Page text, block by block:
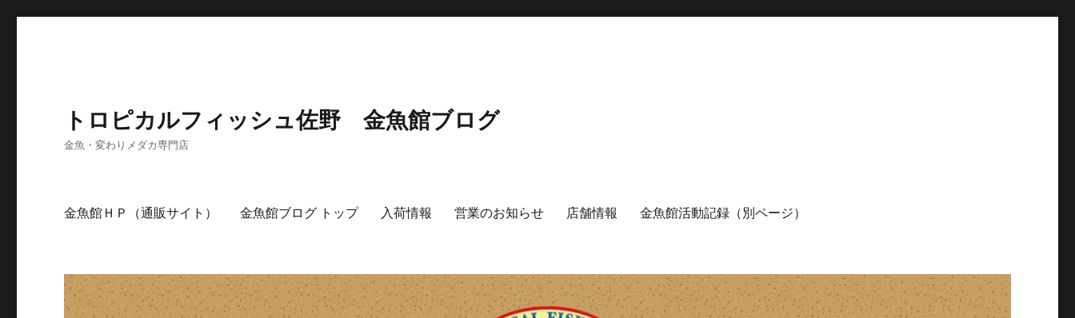
トロピカルフィッシュ佐野 金魚館ブログ
金魚・変わりメダカ専門店
金魚館ＨＰ（通販サイト） 金魚館ブログ トップ 入荷情報 営業のお知らせ 店舗情報 金魚館活動記録（別ページ）